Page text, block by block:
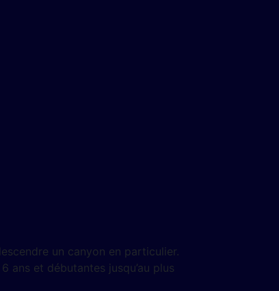
un canyon en particulier.
ans et débutantes jusqu’au plus